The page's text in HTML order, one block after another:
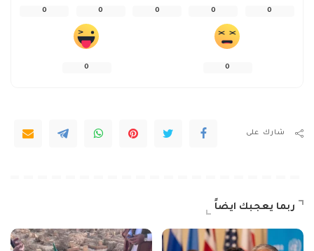
0
0
0
0
0
0
0
شارك على
ربما يعجبك ايضاً